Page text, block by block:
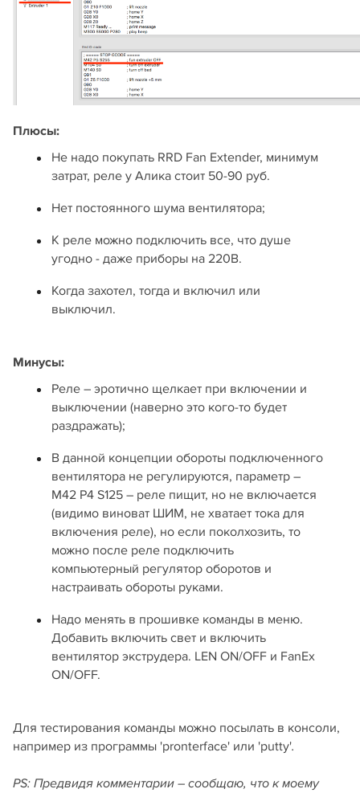
Плюсы:
Не надо покупать RRD Fan Extender, минимум
затрат, реле у Алика стоит 50-90 руб.
Нет постоянного шума вентилятора;
К реле можно подключить все, что душе
угодно - даже приборы на 220В.
Когда захотел, тогда и включил или
выключил.
Минусы:
Реле – эротично щелкает при включении и
выключении (наверно это кого-то будет
раздражать);
В данной концепции обороты подключенного
вентилятора не регулируются, параметр –
M42 P4 S125 – реле пищит, но не включается
(видимо виноват ШИМ, не хватает тока для
включения реле), но если поколхозить, то
можно после реле подключить
компьютерный регулятор оборотов и
настраивать обороты руками.
Надо менять в прошивке команды в меню.
Добавить включить свет и включить
вентилятор экструдера. LEN ON/OFF и FanEx
ON/OFF.
Для тестирования команды можно посылать в консоли,
например из программы 'pronterface' или 'putty'.
PS: Предвидя комментарии – сообщаю, что к моему